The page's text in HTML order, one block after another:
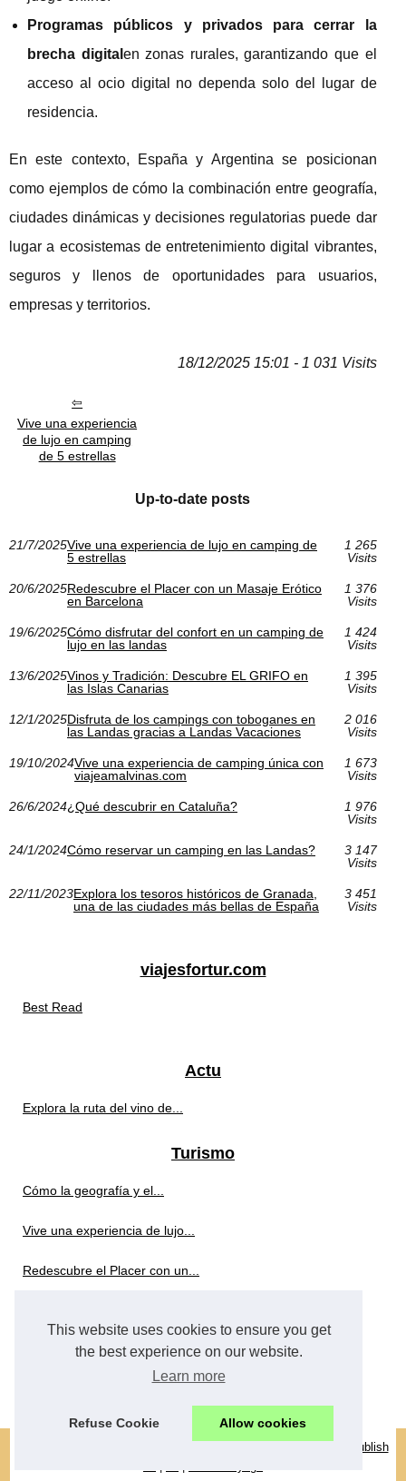
This website uses cookies to ensure you get
the best experience on our website.
Learn more
Refuse Cookie Allow cookies
Programas públicos y privados para cerrar la
brecha digital en zonas rurales, garantizando que el
acceso al ocio digital no dependa solo del lugar de
residencia.
En este contexto, España y Argentina se posicionan
como ejemplos de cómo la combinación entre geografía,
ciudades dinámicas y decisiones regulatorias puede dar
lugar a ecosistemas de entretenimiento digital vibrantes,
seguros y llenos de oportunidades para usuarios,
empresas y territorios.
18/12/2025 15:01 - 1 031 Visits
Vive una experiencia
de lujo en camping
de 5 estrellas
Up-to-date posts
21/7/2025Vive una experiencia de lujo en camping de
5 estrellas
1 265
Visits
20/6/2025Redescubre el Placer con un Masaje Erótico
en Barcelona
1 376
Visits
19/6/2025Cómo disfrutar del confort en un camping de
lujo en las landas
1 424
Visits
13/6/2025Vinos y Tradición: Descubre EL GRIFO en
las Islas Canarias
1 395
Visits
12/1/2025Disfruta de los campings con toboganes en
las Landas gracias a Landas Vacaciones
2 016
Visits
19/10/2024Vive una experiencia de camping única con
viajeamalvinas.com
1 673
Visits
26/6/2024¿Qué descubrir en Cataluña?
1 976
Visits
24/1/2024Cómo reservar un camping en las Landas?
3 147
Visits
22/11/2023Explora los tesoros históricos de Granada,
una de las ciudades más bellas de España
3 451
Visits
viajesfortur.com
Best Read
Actu
Explora la ruta del vino de...
Turismo
Cómo la geografía y el...
Vive una experiencia de lujo...
Redescubre el Placer con un...
Vinos y Tradición: Descubre...
eZ Publish